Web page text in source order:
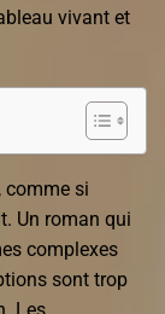
vivant et
comme si
Un roman qui
complexes
sont trop